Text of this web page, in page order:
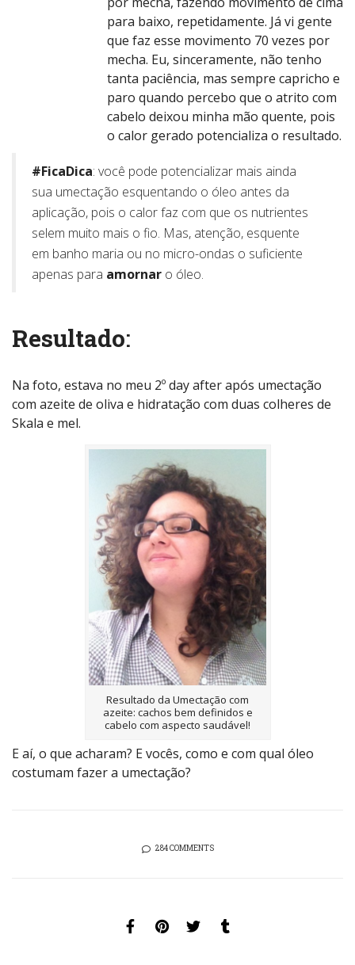
para baixo, repetidamente. Já vi gente
que faz esse movimento 70 vezes por
mecha. Eu, sinceramente, não tenho
tanta paciência, mas sempre capricho e
paro quando percebo que o atrito com
cabelo deixou minha mão quente, pois
o calor gerado potencializa o resultado.
#FicaDica: você pode potencializar mais ainda
sua umectação esquentando o óleo antes da
aplicação, pois o calor faz com que os nutrientes
selem muito mais o fio. Mas, atenção, esquente
em banho maria ou no micro-ondas o suficiente
apenas para amornar o óleo.
Resultado:
Na foto, estava no meu 2º day after após umectação
com azeite de oliva e hidratação com duas colheres de
Skala e mel.
Resultado da Umectação com
azeite: cachos bem definidos e
cabelo com aspecto saudável!
E aí, o que acharam? E vocês, como e com qual óleo
costumam fazer a umectação?
284 COMMENTS